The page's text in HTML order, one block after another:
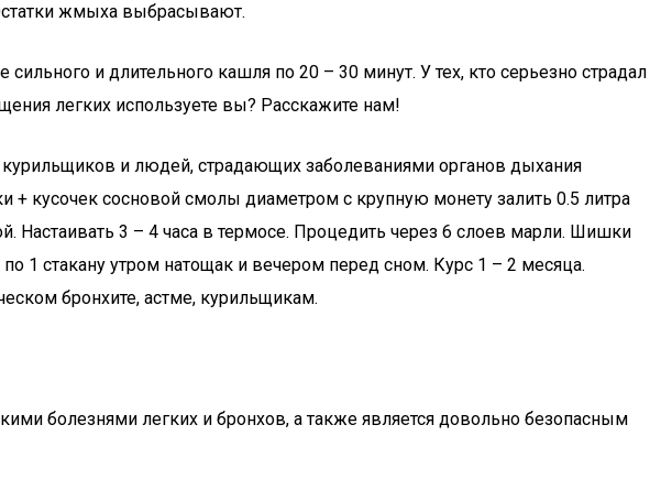
жмыха выбрасывают.
и длительного кашля по 20 – 30 минут. У тех, кто серьезно страдал
легких используете вы? Расскажите нам!
и людей, страдающих заболеваниями органов дыхания
кусочек сосновой смолы диаметром с крупную монету залить 0.5 литра
3 – 4 часа в термосе. Процедить через 6 слоев марли. Шишки
1 стакану утром натощак и вечером перед сном. Курс 1 – 2 месяца.
бронхите, астме, курильщикам.
болезнями легких и бронхов, а также является довольно безопасным